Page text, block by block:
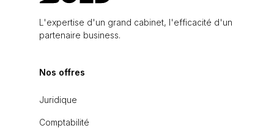
L'expertise d'un grand cabinet, l'efficacité d'un
partenaire business.
Nos offres
Juridique
Comptabilité